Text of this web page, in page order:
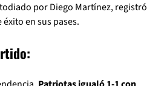
por Diego Martínez, registró
éxito en sus pases.